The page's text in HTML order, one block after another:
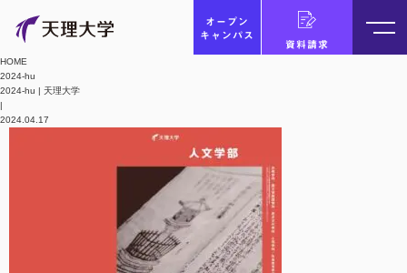
オープン
キャンパス
資料請求
HOME
2024-hu
2024-hu | 天理大学
|
2024.04.17